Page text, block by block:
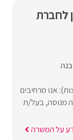
לחברת
אנו מרחיבים
מנוסה, בעל/ת
על המשרה